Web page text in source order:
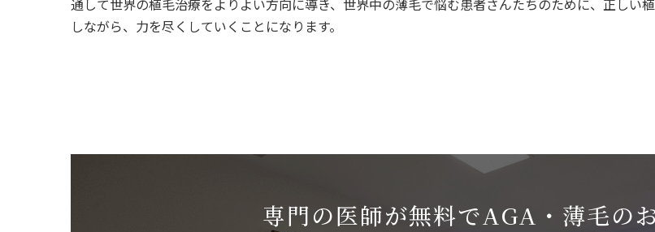
通して世界の植毛治療をよりよい方向に導き、世界中の薄毛で悩む患者さんたちのために、正しい
しながら、力を尽くしていくことになります。
専門の医師が無料でAGA・薄毛の